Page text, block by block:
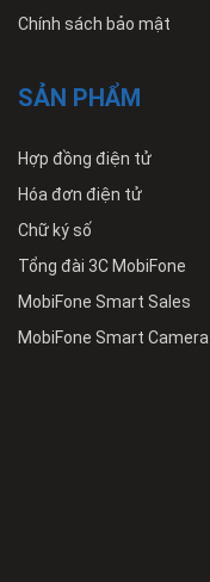
Chính sách bảo mật
SẢN PHẨM
Hợp đồng điện tử
Hóa đơn điện tử
Chữ ký số
Tổng đài 3C MobiFone
MobiFone Smart Sales
MobiFone Smart Camera